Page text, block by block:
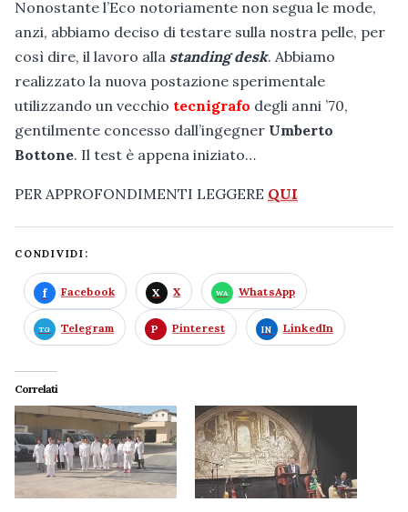
Nonostante l’Eco notoriamente non segua le mode,
anzi, abbiamo deciso di testare sulla nostra pelle, per
così dire, il lavoro alla standing desk. Abbiamo
realizzato la nuova postazione sperimentale
utilizzando un vecchio tecnigrafo degli anni ’70,
gentilmente concesso dall’ingegner Umberto
Bottone. Il test è appena iniziato…
PER APPROFONDIMENTI LEGGERE QUI
CONDIVIDI:
Facebook X WhatsApp
Telegram Pinterest LinkedIn
Correlati